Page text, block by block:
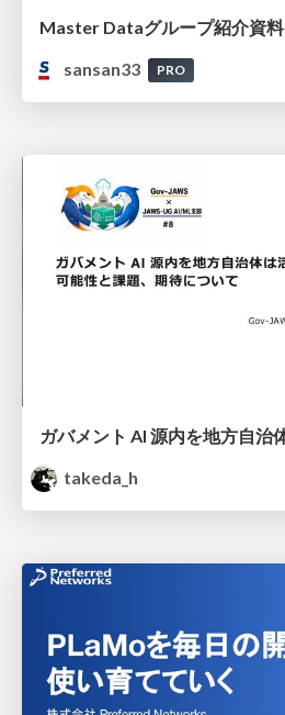
Master Dataグループ紹介資料
sansan33
PRO
takeda_h